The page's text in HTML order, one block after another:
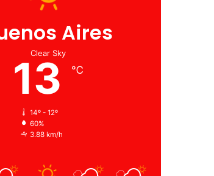
Aires
Clear Sky
13 ℃
14º - 12º
60%
3.88 km/h